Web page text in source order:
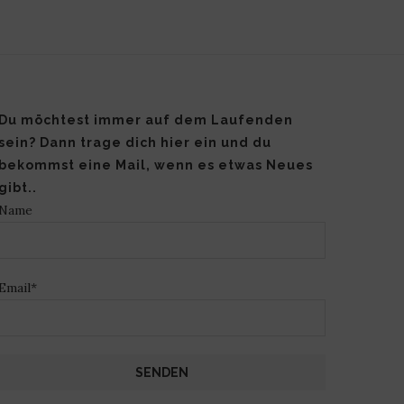
Du möchtest immer auf dem Laufenden
sein? Dann trage dich hier ein und du
bekommst eine Mail, wenn es etwas Neues
gibt..
Name
Email*